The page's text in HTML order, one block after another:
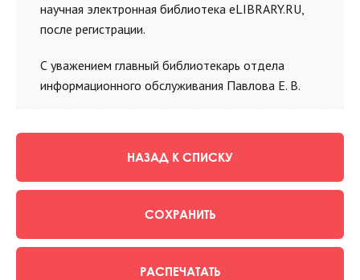
научная электронная библиотека eLIBRARY.RU,
после регистрации.
С уважением главный библиотекарь отдела
информационного обслуживания Павлова Е. В.
НАЗАД К СПИСКУ
СОХРАНИТЬ
РАСПЕЧАТАТЬ